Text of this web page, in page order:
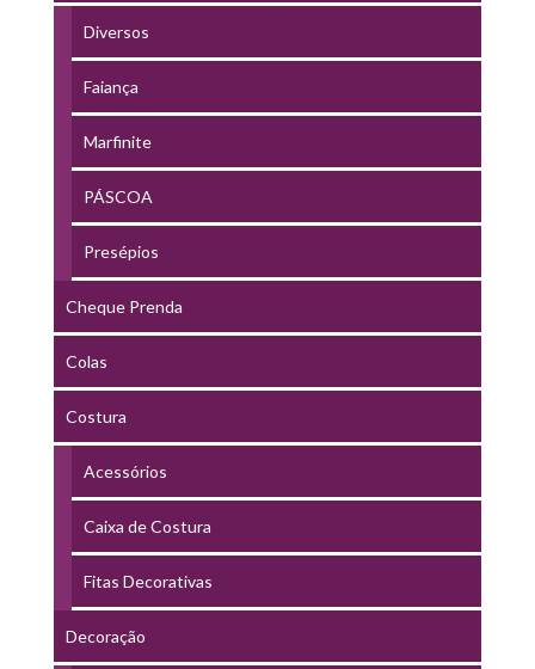
Diversos
Faiança
Marfinite
PÁSCOA
Presépios
Cheque Prenda
Colas
Costura
Acessórios
Caixa de Costura
Fitas Decorativas
Decoração